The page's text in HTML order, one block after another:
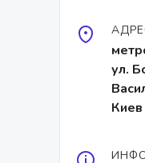
ул.
Киев